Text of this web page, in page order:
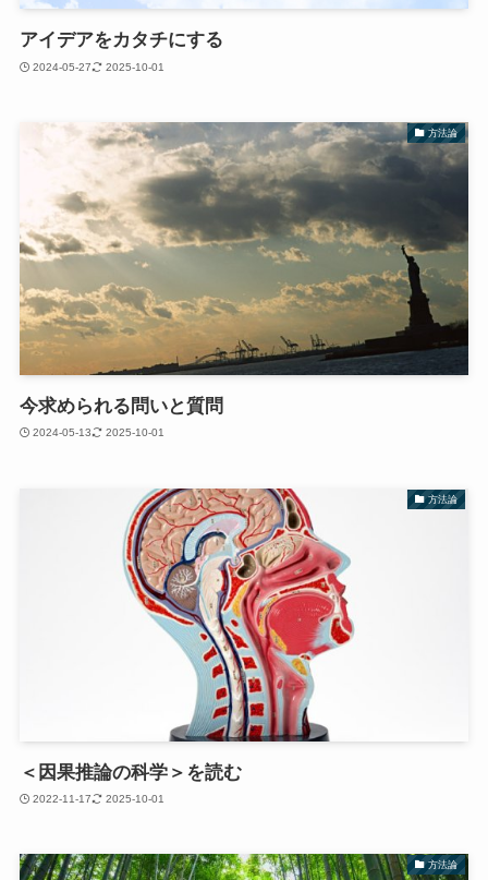
アイデアをカタチにする
2024-05-27 2025-10-01
方法論
今求められる問いと質問
2024-05-13 2025-10-01
方法論
＜因果推論の科学＞を読む
2022-11-17 2025-10-01
方法論